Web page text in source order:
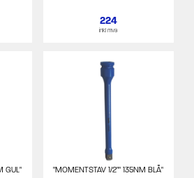
224
inkl mva
GUL" "MOMENTSTAV 1/2"" 135NM BLÅ"